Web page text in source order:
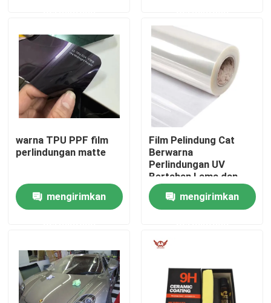
Tentang kita
Wisata pabrik
Kontrol kualitas
Hubungi kami
Semua Kasus
Film Pelindung Cat Berwarna
warna TPU PPF film
perlindungan matte
mengirimkan
Film Pelindung Cat
Berwarna
Perlindungan UV
Bertahan Lama dan
Dapat Diandalkan
mengirimkan